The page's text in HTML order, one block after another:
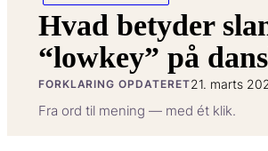
Hvad betyder
“lowkey” på
FORKLARING OPDATERET21. marts
Fra ord til mening — med ét klik.